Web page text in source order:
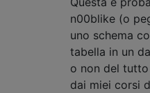
n00blike (o
uno schema
tabella in un
o non del
dai miei corsi